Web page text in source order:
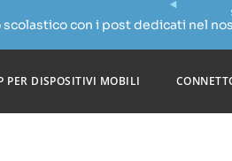
scolastico con i post dedicati nel
PER DISPOSITIVI MOBILI